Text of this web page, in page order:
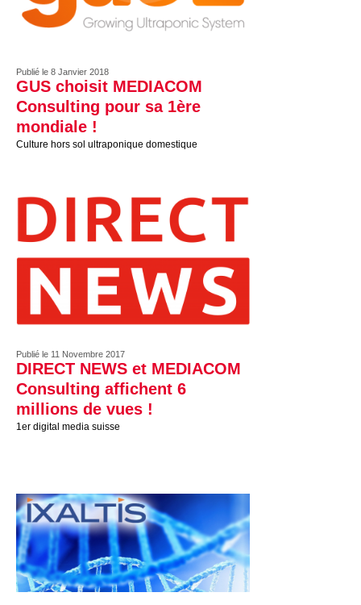
Publié le 8 Janvier 2018
GUS choisit MEDIACOM
Consulting pour sa 1ère
mondiale !
Culture hors sol ultraponique domestique
Publié le 11 Novembre 2017
DIRECT NEWS et MEDIACOM
Consulting affichent 6
millions de vues !
1er digital media suisse